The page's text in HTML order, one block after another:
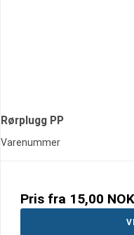
Rørplugg PP
Varenummer
Pris fra 15,00 NOK